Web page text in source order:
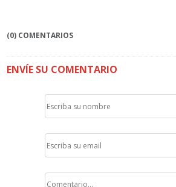
(0) COMENTARIOS
ENVÍE SU COMENTARIO